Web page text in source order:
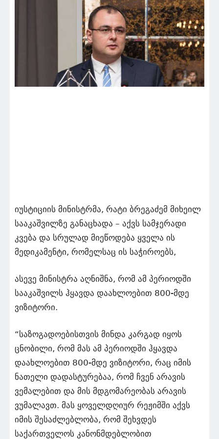
იუსტიციის მინისტრმა, რატი ბრეგაძემ მიხეილ
სააკაშვილზე განაცხადა – აქვს სამჯერადი
კვება და სრულად მიეწოდება ყველა ის
მედიკამენტი, რომელსაც ის საჭიროებს,
ასევე მინისტრა აღნიშნა, რომ ამ პერიოდში
სააკაშვილს ჰყავდა დაახლოებით 800-მდე
ვიზიტორი.
“საზოგადოებისთვის მინდა კარგად იყოს
ცნობილი, რომ მას ამ პერიოდში ჰყავდა
დაახლოებით 800-მდე ვიზიტორი, რაც იმის
ნათელი დადასტურებაა, რომ ჩვენ არავის
ვემალებით და მის მდგომარეობას არავის
ვუმალავთ. მას ყოველდღიურ რეჟიმში აქვს
იმის შესაძლებლობა, რომ შეხვდეს
საქართველოს კანონმდებლობით